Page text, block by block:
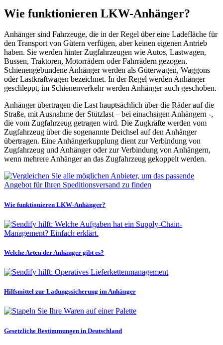
Wie funktionieren LKW-Anhänger?
Anhänger sind Fahrzeuge, die in der Regel über eine Ladefläche für
den Transport von Gütern verfügen, aber keinen eigenen Antrieb
haben. Sie werden hinter Zugfahrzeugen wie Autos, Lastwagen,
Bussen, Traktoren, Motorrädern oder Fahrrädern gezogen.
Schienengebundene Anhänger werden als Güterwagen, Waggons
oder Lastkraftwagen bezeichnet. In der Regel werden Anhänger
geschleppt, im Schienenverkehr werden Anhänger auch geschoben.
Anhänger übertragen die Last hauptsächlich über die Räder auf die
Straße, mit Ausnahme der Stützlast – bei einachsigen Anhängern -,
die vom Zugfahrzeug getragen wird. Die Zugkräfte werden vom
Zugfahrzeug über die sogenannte Deichsel auf den Anhänger
übertragen. Eine Anhängerkupplung dient zur Verbindung von
Zugfahrzeug und Anhänger oder zur Verbindung von Anhängern,
wenn mehrere Anhänger an das Zugfahrzeug gekoppelt werden.
Wie funktionieren LKW-Anhänger?
Welche Arten der Anhänger gibt es?
Hilfsmittel zur Ladungssicherung im Anhänger
Gesetzliche Bestimmungen in Deutschland